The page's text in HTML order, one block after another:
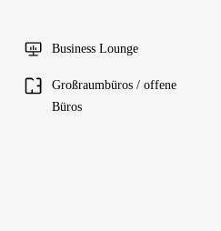
Business Lounge
Großraumbüros / offene
Büros